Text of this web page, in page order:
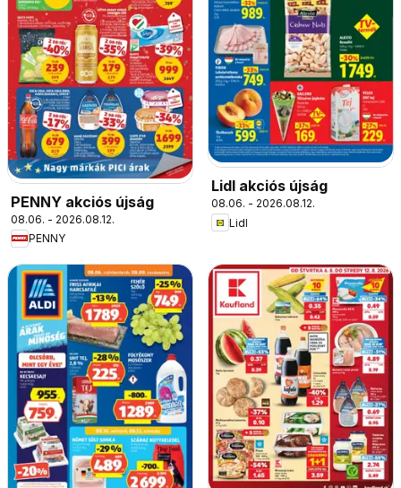
PENNY akciós újság
08.06. - 2026.08.12.
PENNY
Lidl akciós újság
08.06. - 2026.08.12.
Lidl